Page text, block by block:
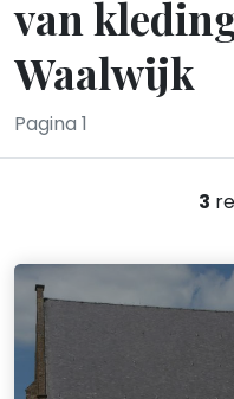
van
Waalwijk
Pagina 1
3